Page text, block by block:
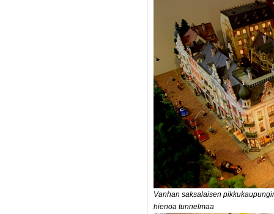
Vanhan saksalaisen
hienoa tunnelmaa